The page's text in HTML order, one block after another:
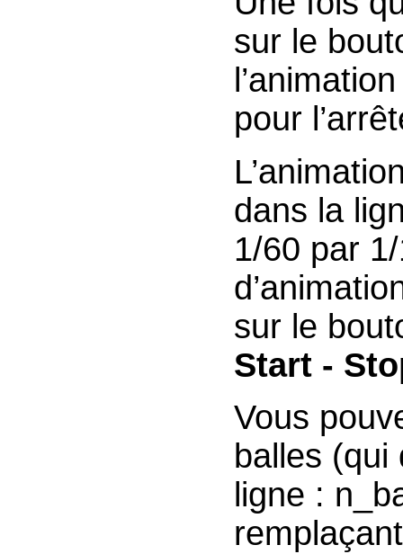
sur le
pour
dans la
1/60 par
sur le
Start -
Vous
balles
ligne :